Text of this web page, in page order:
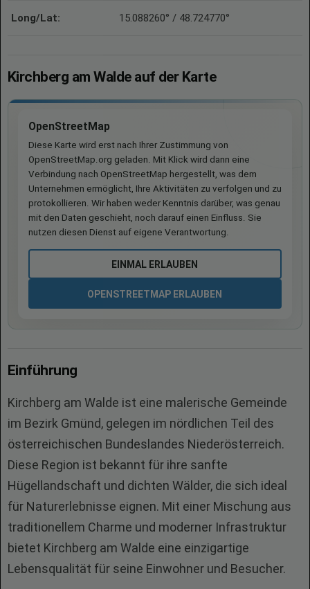
Long/Lat: 15.088260° / 48.724770°
Kirchberg am Walde auf der Karte
OpenStreetMap
Diese Karte wird erst nach Ihrer Zustimmung von
OpenStreetMap.org geladen. Mit Klick wird dann eine
Verbindung nach OpenStreetMap hergestellt, was dem
Unternehmen ermöglicht, Ihre Aktivitäten zu verfolgen und zu
protokollieren. Wir haben weder Kenntnis darüber, was genau
mit den Daten geschieht, noch darauf einen Einfluss. Sie
nutzen diesen Dienst auf eigene Verantwortung.
EINMAL ERLAUBEN
OPENSTREETMAP ERLAUBEN
Einführung
Kirchberg am Walde ist eine malerische Gemeinde
im Bezirk Gmünd, gelegen im nördlichen Teil des
österreichischen Bundeslandes Niederösterreich.
Diese Region ist bekannt für ihre sanfte
Hügellandschaft und dichten Wälder, die sich ideal
für Naturerlebnisse eignen. Mit einer Mischung aus
traditionellem Charme und moderner Infrastruktur
bietet Kirchberg am Walde eine einzigartige
Lebensqualität für seine Einwohner und Besucher.